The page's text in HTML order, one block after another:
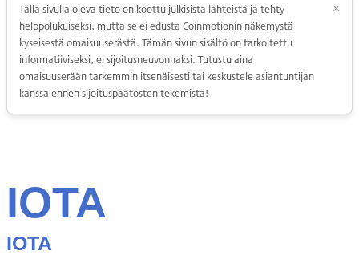
Tällä sivulla oleva tieto on koottu julkisista lähteistä ja tehty
helppolukuiseksi, mutta se ei edusta Coinmotionin näkemystä
kyseisestä omaisuuserästä. Tämän sivun sisältö on tarkoitettu
informatiiviseksi, ei sijoitusneuvonnaksi. Tutustu aina
omaisuuserään tarkemmin itsenäisesti tai keskustele asiantuntijan
kanssa ennen sijoituspäätösten tekemistä!
×
IOTA
IOTA